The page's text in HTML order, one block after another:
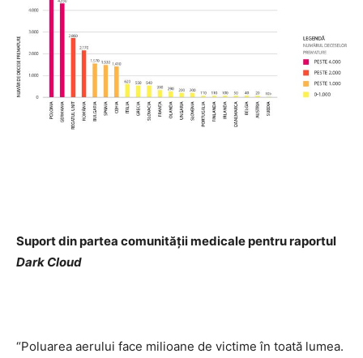
Suport din partea comunității medicale pentru raportul
Dark Cloud
“Poluarea aerului face milioane de victime în toată lumea.